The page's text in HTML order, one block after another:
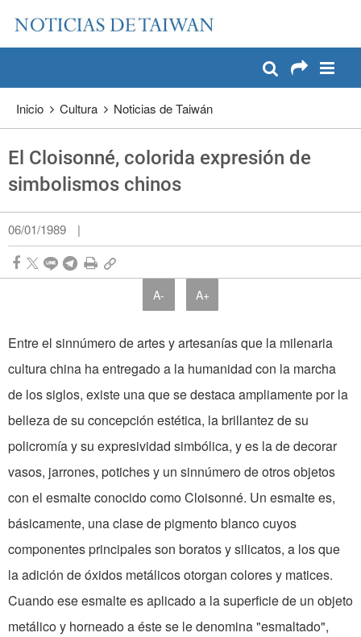
Pase a contenido principal
Inicio Cultura Noticias de Taiwán
El Cloisonné, colorida expresión de
simbolismos chinos
06/01/1989 |
A- A+
Entre el sinnúmero de artes y artesanías que la milenaria
cul­tura china ha entregado a la hu­manidad con la marcha
de los siglos, existe una que se destaca ampliamente por la
belleza de su concepción estética, la bri­llantez de su
policromía y su ex­presividad simbólica, y es la de decorar
vasos, jarrones, po­tiches y un sinnúmero de otros objetos
con el esmalte conocido como Cloisonné. Un esmalte es,
básicamente, una clase de pigmento blanco cuyos
componentes principales son boratos y silicatos, a los que
la adición de óxidos metálicos otorgan colores y matices.
Cuando ese esmalte es aplicado a la superficie de un objeto
me­tálico y horneado a éste se le denomina "esmaltado",